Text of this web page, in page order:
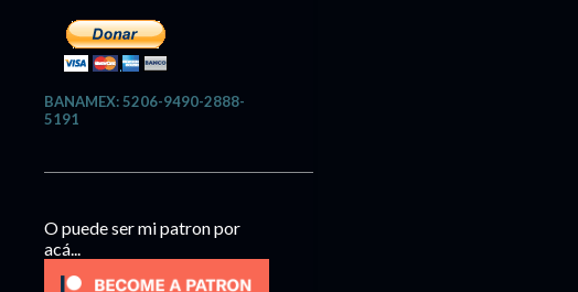
BANAMEX: 5206-9490-2888-
5191
O puede ser mi patron por
acá...